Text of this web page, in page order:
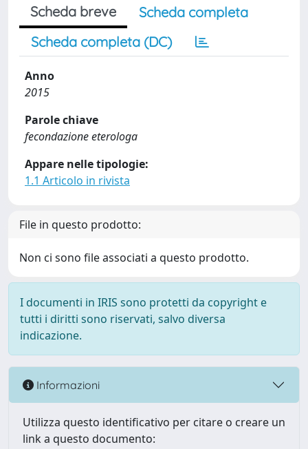
Scheda breve
Scheda completa
Scheda completa (DC)
Anno
2015
Parole chiave
fecondazione eterologa
Appare nelle tipologie:
1.1 Articolo in rivista
File in questo prodotto:
Non ci sono file associati a questo prodotto.
I documenti in IRIS sono protetti da copyright e
tutti i diritti sono riservati, salvo diversa
indicazione.
Informazioni
Utilizza questo identificativo per citare o creare un
link a questo documento: